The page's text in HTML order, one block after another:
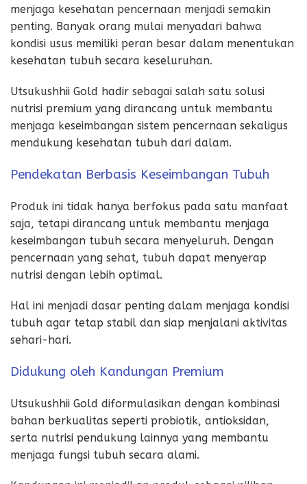
menjaga kesehatan pencernaan menjadi semakin
penting. Banyak orang mulai menyadari bahwa
kondisi usus memiliki peran besar dalam menentukan
kesehatan tubuh secara keseluruhan.
Utsukushhii Gold hadir sebagai salah satu solusi
nutrisi premium yang dirancang untuk membantu
menjaga keseimbangan sistem pencernaan sekaligus
mendukung kesehatan tubuh dari dalam.
Pendekatan Berbasis Keseimbangan Tubuh
Produk ini tidak hanya berfokus pada satu manfaat
saja, tetapi dirancang untuk membantu menjaga
keseimbangan tubuh secara menyeluruh. Dengan
pencernaan yang sehat, tubuh dapat menyerap
nutrisi dengan lebih optimal.
Hal ini menjadi dasar penting dalam menjaga kondisi
tubuh agar tetap stabil dan siap menjalani aktivitas
sehari-hari.
Didukung oleh Kandungan Premium
Utsukushhii Gold diformulasikan dengan kombinasi
bahan berkualitas seperti probiotik, antioksidan,
serta nutrisi pendukung lainnya yang membantu
menjaga fungsi tubuh secara alami.